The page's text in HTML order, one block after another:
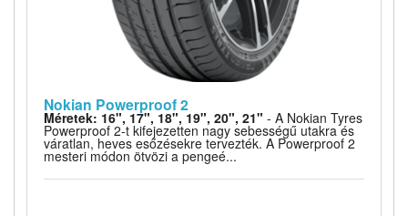
Nokian Powerproof 2
Méretek: 16", 17", 18", 19", 20", 21" - A Nokian Tyres
Powerproof 2-t kifejezetten nagy sebességű utakra és
váratlan, heves esőzésekre tervezték. A Powerproof 2
mesteri módon ötvözi a pengeé...